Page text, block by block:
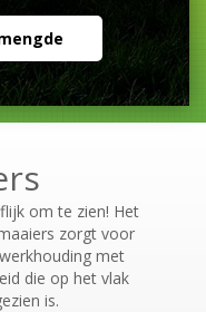
om te zien! Het
zorgt voor
met
die op het vlak
is.